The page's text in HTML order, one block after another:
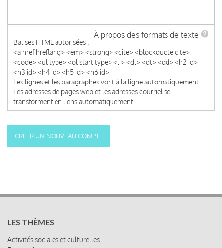
À propos des formats de texte
Balises HTML autorisées :
<a href hreflang> <em> <strong> <cite> <blockquote cite>
<code> <ul type> <ol start type> <li> <dl> <dt> <dd> <h2 id>
<h3 id> <h4 id> <h5 id> <h6 id>
Les lignes et les paragraphes vont à la ligne automatiquement.
Les adresses de pages web et les adresses courriel se
transforment en liens automatiquement.
LES THÈMES
Activités sociales et culturelles